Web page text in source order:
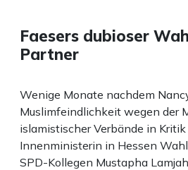
Faesers dubioser
Partner
Wenige Monate nachdem
Muslimfeindlichkeit wegen der
islamistischer Verbände in
Innenministerin in Hessen
SPD-Kollegen Mustapha